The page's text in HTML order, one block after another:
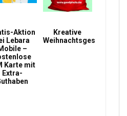
Aktion
Lebara
–
Karte mit
Extra-
Kreative
Weihnachtsgeschenke